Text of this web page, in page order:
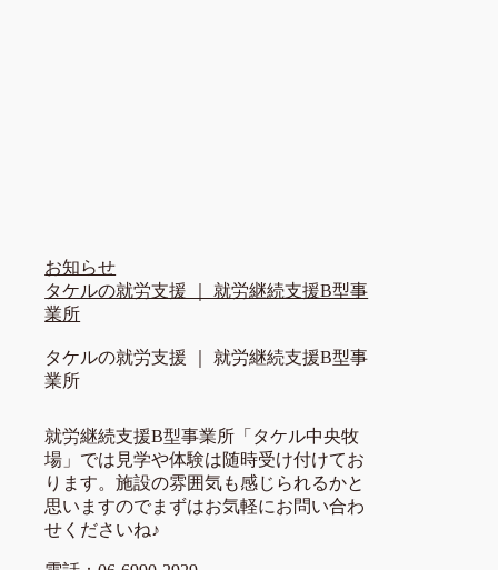
お知らせ
タケルの就労支援 ｜ 就労継続支援B型事
業所
タケルの就労支援 ｜ 就労継続支援B型事
業所
就労継続支援B型事業所「タケル中央牧
場」では見学や体験は随時受け付けてお
ります。施設の雰囲気も感じられるかと
思いますのでまずはお気軽にお問い合わ
せくださいね♪